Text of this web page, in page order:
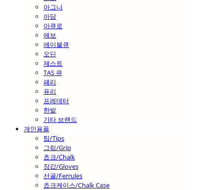
아그니
아담
아큐로
에보
에이블큐
오딘
제스트
TAS 큐
페리
퓨리
프레데터
한밭
기타 브랜드
개인용품
팁/Tips
그립/Grip
쵸크/Chalk
장갑/Gloves
선골/Ferrules
쵸크케이스/Chalk Case